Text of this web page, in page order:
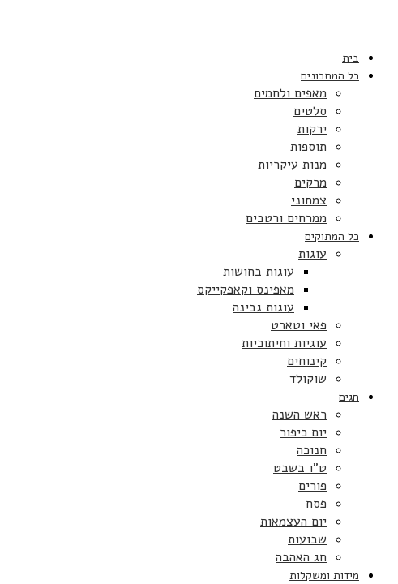
בית
כל המתכונים
מאפים ולחמים
סלטים
ירקות
תוספות
מנות עיקריות
מרקים
צמחוני
ממרחים ורטבים
כל המתוקים
עוגות
עוגות בחושות
מאפינס וקאפקייקס
עוגות גבינה
פאי וטארט
עוגיות וחיתוכיות
קינוחים
שוקולד
חגים
ראש השנה
יום כיפור
חנוכה
ט”ו בשבט
פורים
פסח
יום העצמאות
שבועות
חג האהבה
מידות ומשקלות